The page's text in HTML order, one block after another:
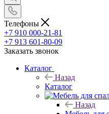
Телефоны
+7 910 000-21-81
+7 913 601-80-09
Заказать звонок
Каталог
Назад
Каталог
Назад